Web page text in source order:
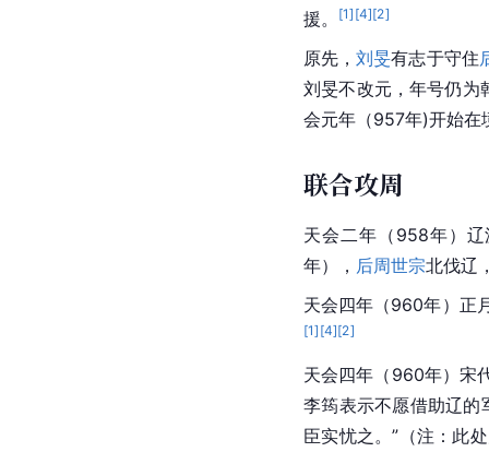
援。
[1] [4][2]
原先，刘旻有志于守住
刘旻不改元，年号仍为
会元年（957年)开始在
联合攻周
天会二年（958年）辽
年）， 后周世宗北伐辽
天会四年（960年）正
[1] [4][2]
天会四年（960年）宋
李筠表示不愿借助辽的
臣实忧之。”（注：此